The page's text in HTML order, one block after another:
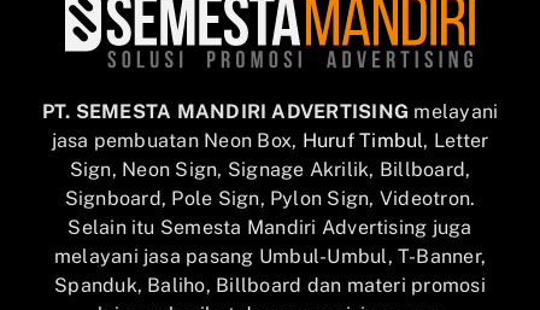
PT. SEMESTA MANDIRI ADVERTISING melayani
jasa pembuatan Neon Box, Huruf Timbul, Letter
Sign, Neon Sign, Signage Akrilik, Billboard,
Signboard, Pole Sign, Pylon Sign, Videotron.
Selain itu Semesta Mandiri Advertising juga
melayani jasa pasang Umbul-Umbul, T-Banner,
Spanduk, Baliho, Billboard dan materi promosi